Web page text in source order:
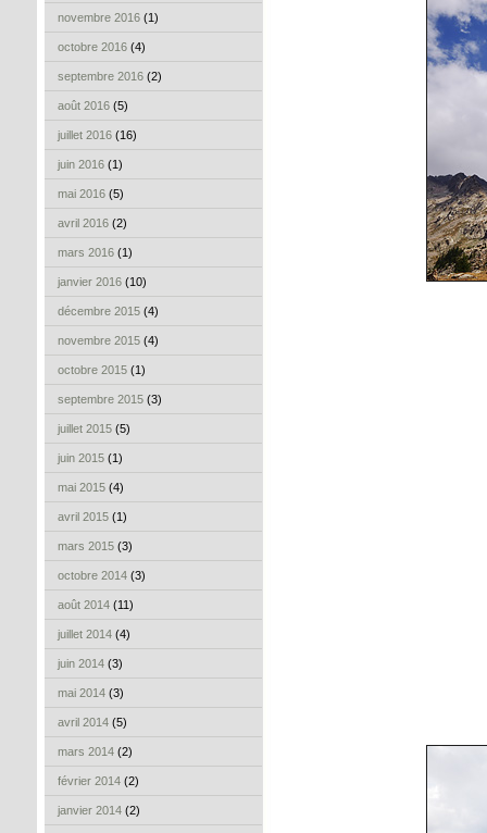
novembre 2016 (1)
octobre 2016 (4)
septembre 2016 (2)
août 2016 (5)
juillet 2016 (16)
juin 2016 (1)
mai 2016 (5)
avril 2016 (2)
mars 2016 (1)
janvier 2016 (10)
décembre 2015 (4)
novembre 2015 (4)
octobre 2015 (1)
septembre 2015 (3)
juillet 2015 (5)
juin 2015 (1)
mai 2015 (4)
avril 2015 (1)
mars 2015 (3)
octobre 2014 (3)
août 2014 (11)
juillet 2014 (4)
juin 2014 (3)
mai 2014 (3)
avril 2014 (5)
mars 2014 (2)
février 2014 (2)
janvier 2014 (2)